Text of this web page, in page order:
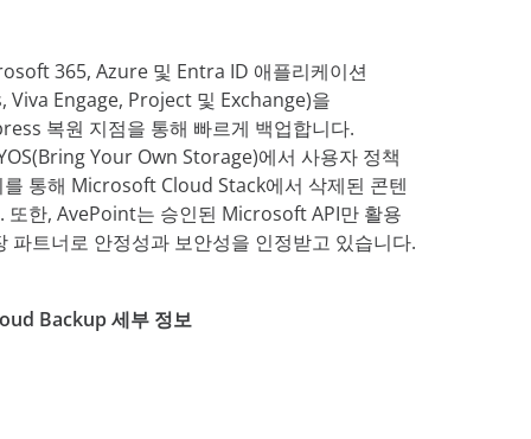
365, Azure 및 Entra ID 애플리케이션
Engage, Project 및 Exchange)을
복원 지점을 통해 빠르게 백업합니다.
Your Own Storage)에서 사용자 정책
통해 Microsoft Cloud Stack에서 삭제된 콘텐
또한, AvePoint는 승인된 Microsoft API만 활용
트너로 안정성과 보안성을 인정받고 있습니다.
Backup 세부 정보